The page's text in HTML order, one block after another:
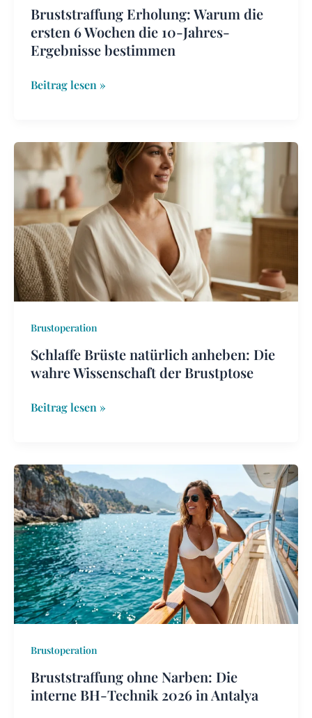
Bruststraffung Erholung: Warum die
ersten 6 Wochen die 10-Jahres-
Ergebnisse bestimmen
bestimmen
Beitrag lesen »
Brustoperation
Schlaffe Brüste natürlich anheben: Die
wahre Wissenschaft der Brustptose
Schlaffe
Brüste
natürlich
anheben:
Die
wahre
Wissenschaft
der
Brustptose
Beitrag lesen »
Brustoperation
Bruststraffung ohne Narben: Die
interne BH-Technik 2026 in Antalya
Bruststraffung
ohne
Narben:
Die
interne
BH-
Technik
2026
in